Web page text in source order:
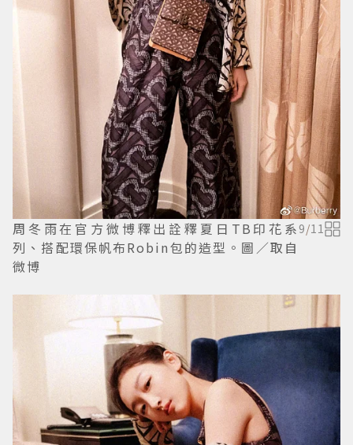
周冬雨在官方微博釋出詮釋夏日TB印花系
列、搭配環保帆布Robin包的造型。圖／取自
微博
9/11